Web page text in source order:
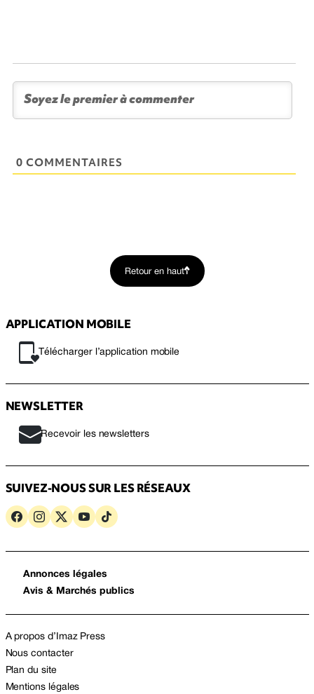
0 COMMENTAIRES
Retour en haut
APPLICATION MOBILE
Télécharger l’application mobile
NEWSLETTER
Recevoir les newsletters
SUIVEZ-NOUS SUR LES RÉSEAUX
Annonces légales
Avis & Marchés publics
A propos d’Imaz Press
Nous contacter
Plan du site
Mentions légales